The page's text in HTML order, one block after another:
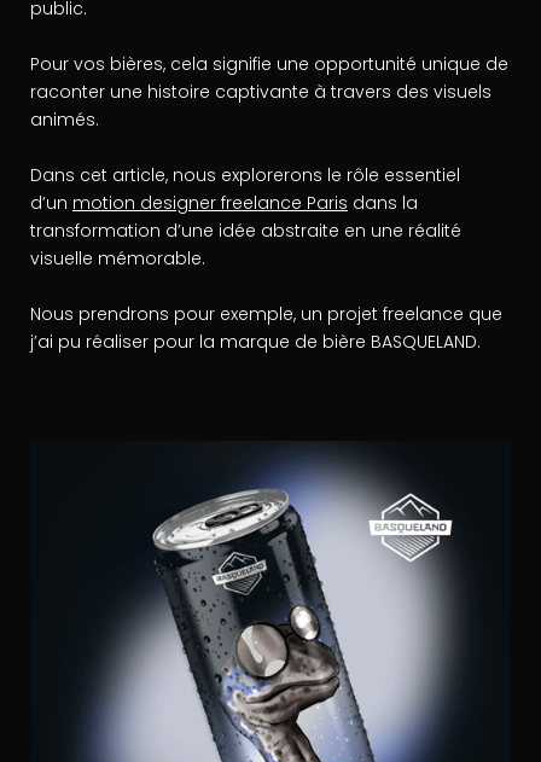
public.
Pour vos bières, cela signifie une opportunité unique de
raconter une histoire captivante à travers des visuels
animés.
Dans cet article, nous explorerons le rôle essentiel
d’un motion designer freelance Paris dans la
transformation d’une idée abstraite en une réalité
visuelle mémorable.
Nous prendrons pour exemple, un projet freelance que
j’ai pu réaliser pour la marque de bière BASQUELAND.